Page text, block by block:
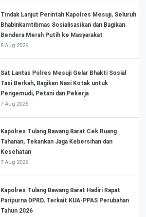
Tindak Lanjut Perintah Kapolres Mesuji, Seluruh
Bhabinkamtibmas Sosialisasikan dan Bagikan
Bendera Merah Putih ke Masyarakat
8 Aug 2026
Sat Lantas Polres Mesuji Gelar Bhakti Sosial
Tasi Berkah, Bagikan Nasi Kotak untuk
Pengemudi, Petani dan Pekerja
7 Aug 2026
Kapolres Tulang Bawang Barat Cek Ruang
Tahanan, Tekankan Jaga Kebersihan dan
Kesehatan
7 Aug 2026
Kapolres Tulang Bawang Barat Hadiri Rapat
Paripurna DPRD, Terkait KUA-PPAS Perubahan
Tahun 2026